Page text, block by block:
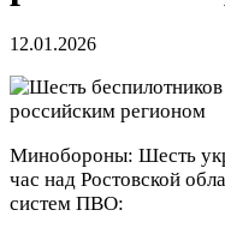
12.01.2026
Минобороны: Шесть
час над Ростовской
систем ПВО: